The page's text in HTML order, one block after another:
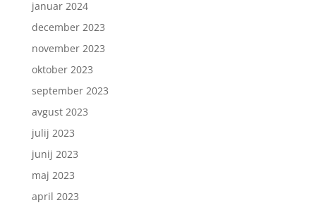
januar 2024
december 2023
november 2023
oktober 2023
september 2023
avgust 2023
julij 2023
junij 2023
maj 2023
april 2023